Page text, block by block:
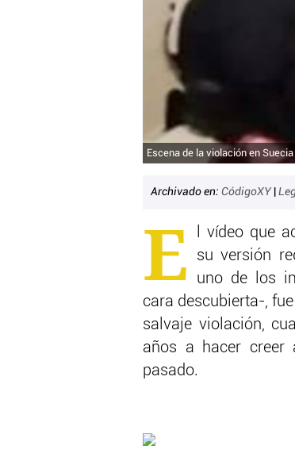
Escena de la violación en Suecia
Archivado en: CódigoXY
E
l vídeo que
su versión
uno de los
cara descubierta-,
salvaje violación,
años a hacer creer
pasado.